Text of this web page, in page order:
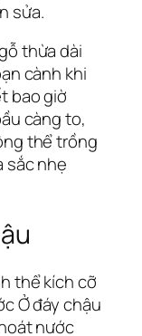
sửa.
thừa dài
cành khi
bao giờ
càng to,
thể trồng
sắc nhẹ
thể kích cỡ
Ở đáy chậu
nước